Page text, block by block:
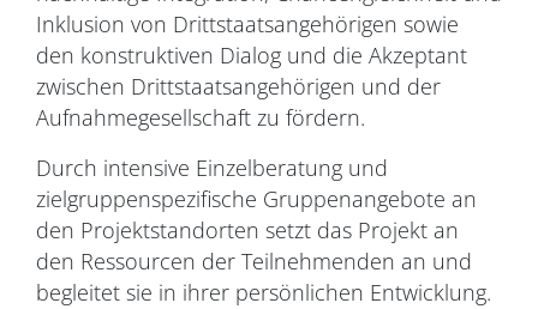
Inklusion von Drittstaatsangehörigen sowie
den konstruktiven Dialog und die Akzeptant
zwischen Drittstaatsangehörigen und der
Aufnahmegesellschaft zu fördern.
Durch intensive Einzelberatung und
zielgruppenspezifische Gruppenangebote an
den Projektstandorten setzt das Projekt an
den Ressourcen der Teilnehmenden an und
begleitet sie in ihrer persönlichen Entwicklung.